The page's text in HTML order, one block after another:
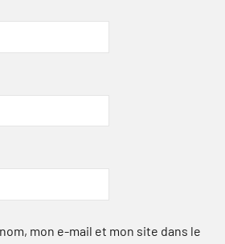
mon e-mail et mon site dans le